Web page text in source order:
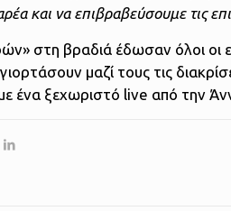
και να επιβραβεύσουμε τις
στη βραδιά έδωσαν όλοι οι
γιορτάσουν μαζί τους τις
ένα ξεχωριστό live από την